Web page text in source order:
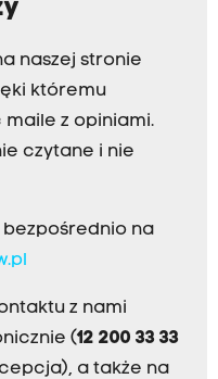
naszej stronie
któremu
maile z opiniami.
czytane i nie
bezpośrednio na
z nami
(12 200 33 33
a także na